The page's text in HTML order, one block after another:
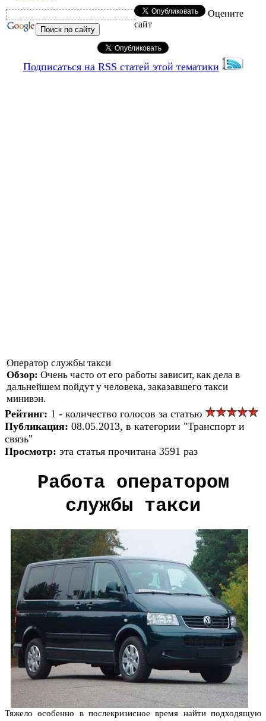
Оцените
сайт
Подписаться на RSS статей этой тематики
Оператор службы такси
Обзор: Очень часто от его работы зависит, как дела в
дальнейшем пойдут у человека, заказавшего такси
минивэн.
Рейтинг: 1 - количество голосов за статью
Публикация: 08.05.2013, в категории "Транспорт и
связь"
Просмотр: эта статья прочитана 3591 раз
Работа оператором
службы такси
Тяжело особенно в послекризисное время найти подходящую